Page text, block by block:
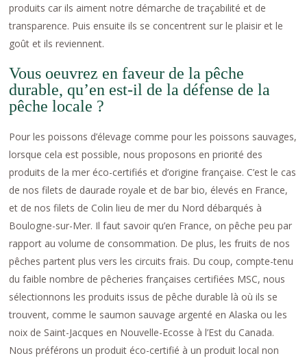
produits car ils aiment notre démarche de traçabilité et de
transparence. Puis ensuite ils se concentrent sur le plaisir et le
goût et ils reviennent.
Vous oeuvrez en faveur de la pêche
durable, qu’en est-il de la défense de la
pêche locale ?
Pour les poissons d’élevage comme pour les poissons sauvages,
lorsque cela est possible, nous proposons en priorité des
produits de la mer éco-certifiés et d’origine française. C’est le cas
de nos filets de daurade royale et de bar bio, élevés en France,
et de nos filets de Colin lieu de mer du Nord débarqués à
Boulogne-sur-Mer. Il faut savoir qu’en France, on pêche peu par
rapport au volume de consommation. De plus, les fruits de nos
pêches partent plus vers les circuits frais. Du coup, compte-tenu
du faible nombre de pêcheries françaises certifiées MSC, nous
sélectionnons les produits issus de pêche durable là où ils se
trouvent, comme le saumon sauvage argenté en Alaska ou les
noix de Saint-Jacques en Nouvelle-Ecosse à l’Est du Canada.
Nous préférons un produit éco-certifié à un produit local non